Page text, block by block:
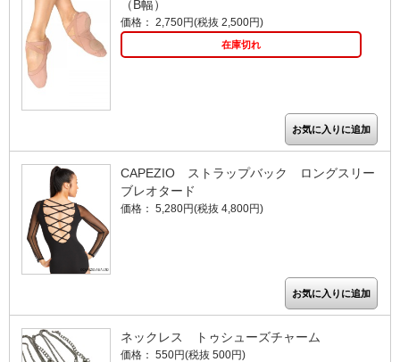
（B幅）
価格： 2,750円(税抜 2,500円)
在庫切れ
CAPEZIO ストラップバック ロングスリー
ブレオタード
価格： 5,280円(税抜 4,800円)
ネックレス トゥシューズチャーム
価格： 550円(税抜 500円)